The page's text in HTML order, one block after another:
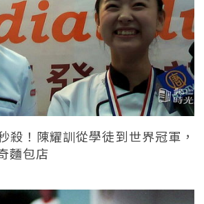
殺！陳耀訓從學徒到世界冠軍，
麵包店